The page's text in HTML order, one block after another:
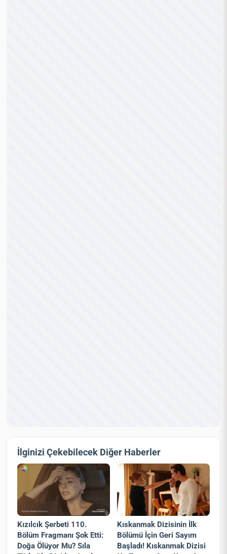
İlginizi Çekebilecek Diğer Haberler
Kızılcık Şerbeti 110.
Bölüm Fragmanı Şok Etti:
Doğa Ölüyor Mu? Sıla
Kıskanmak Dizisinin İlk
Bölümü İçin Geri Sayım
Başladı! Kıskanmak Dizisi